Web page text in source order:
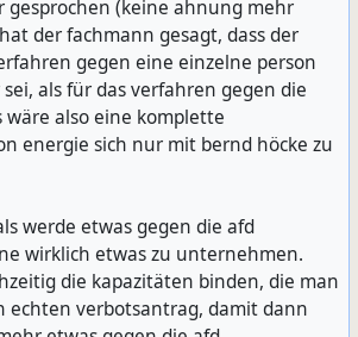
gesprochen (keine ahnung mehr
der fachmann gesagt, dass der
gegen eine einzelne person
als für das verfahren gegen die
wäre also eine komplette
energie sich nur mit bernd höcke zu
werde etwas gegen die afd
wirklich etwas zu unternehmen.
die kapazitäten binden, die man
echten verbotsantrag, damit dann